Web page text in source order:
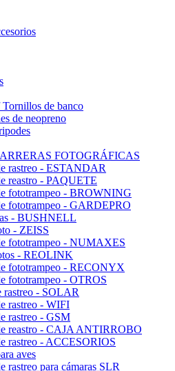
Tornillos de banco
de neopreno
FOTOGRÁFICAS
rastreo - ESTANDAR
reastro - PAQUETE
fototrampeo - BROWNING
fototrampeo - GARDEPRO
- BUSHNELL
- ZEISS
fototrampeo - NUMAXES
- REOLINK
fototrampeo - RECONYX
fototrampeo - OTROS
rastreo - SOLAR
rastreo - WIFI
rastreo - GSM
reastro - CAJA ANTIRROBO
rastreo - ACCESORIOS
aves
rastreo para cámaras SLR